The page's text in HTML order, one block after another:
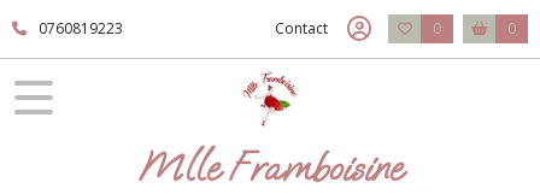
0760819223 Contact 0 0
Mlle Framboisine